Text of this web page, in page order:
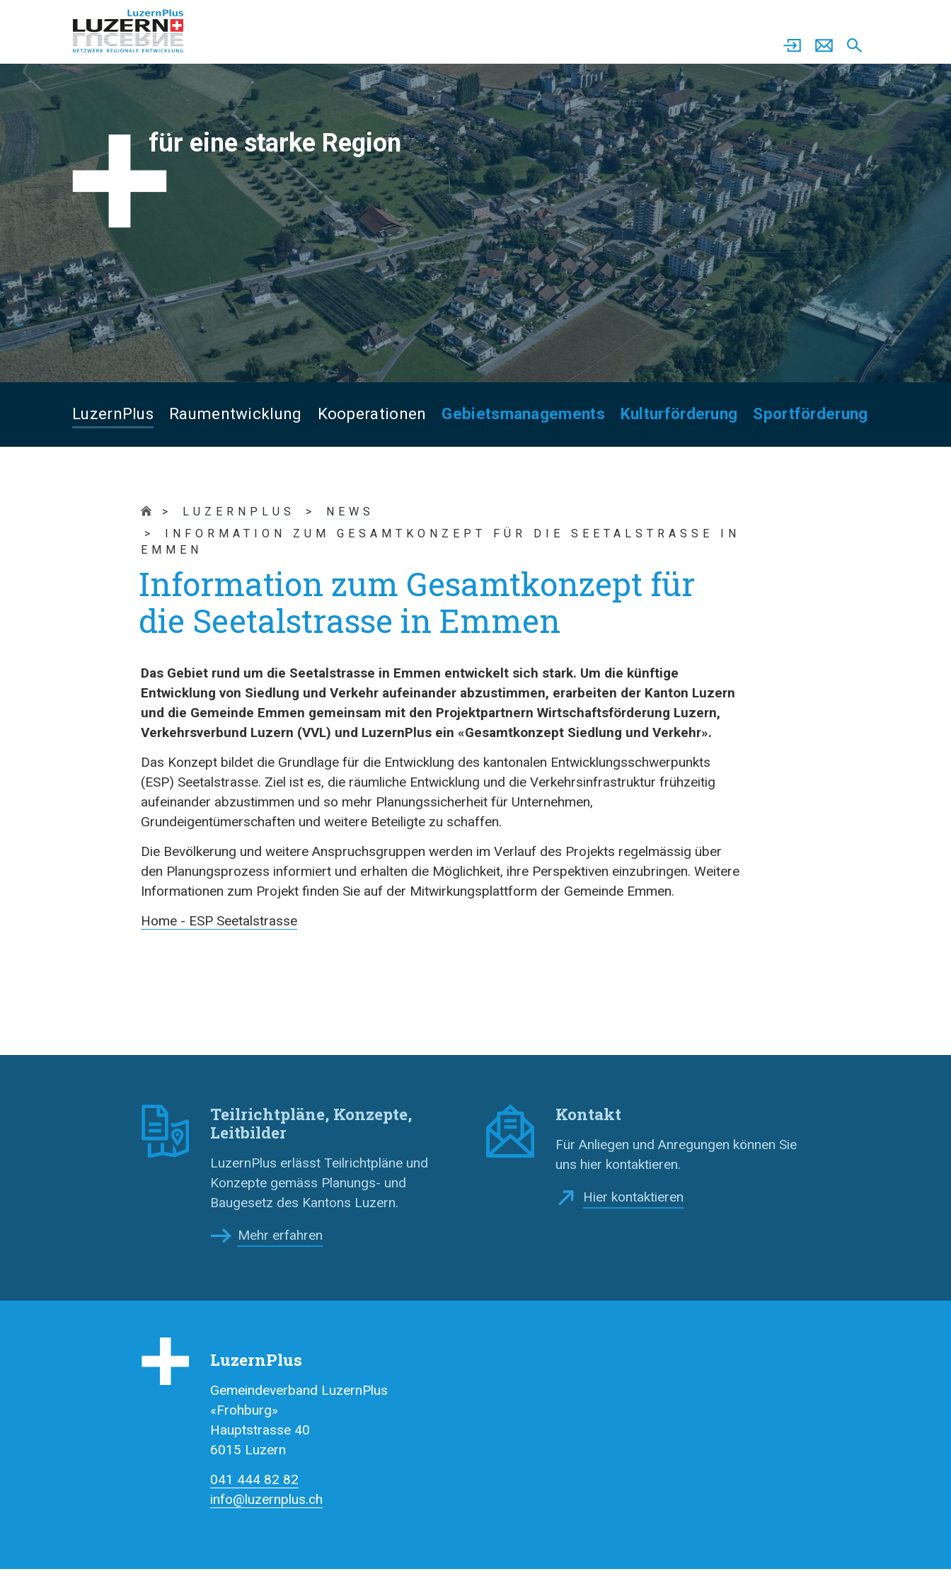
für eine starke Region
LuzernPlus Raumentwicklung Kooperationen Gebietsmanagements Kulturförderung Sportförderung
LUZERNPLUS
NEWS
INFORMATION ZUM GESAMTKONZEPT FÜR DIE SEETALSTRASSE IN
EMMEN
Information zum Gesamtkonzept für
die Seetalstrasse in Emmen
Das Gebiet rund um die Seetalstrasse in Emmen entwickelt sich stark. Um die künftige
Entwicklung von Siedlung und Verkehr aufeinander abzustimmen, erarbeiten der Kanton Luzern
und die Gemeinde Emmen gemeinsam mit den Projektpartnern Wirtschaftsförderung Luzern,
Verkehrsverbund Luzern (VVL) und LuzernPlus ein «Gesamtkonzept Siedlung und Verkehr».
Das Konzept bildet die Grundlage für die Entwicklung des kantonalen Entwicklungsschwerpunkts
(ESP) Seetalstrasse. Ziel ist es, die räumliche Entwicklung und die Verkehrsinfrastruktur frühzeitig
aufeinander abzustimmen und so mehr Planungssicherheit für Unternehmen,
Grundeigentümerschaften und weitere Beteiligte zu schaffen.
Die Bevölkerung und weitere Anspruchsgruppen werden im Verlauf des Projekts regelmässig über
den Planungsprozess informiert und erhalten die Möglichkeit, ihre Perspektiven einzubringen. Weitere
Informationen zum Projekt finden Sie auf der Mitwirkungsplattform der Gemeinde Emmen.
Home - ESP Seetalstrasse
Teilrichtpläne, Konzepte,
Leitbilder
LuzernPlus erlässt Teilrichtpläne und
Konzepte gemäss Planungs- und
Baugesetz des Kantons Luzern.
Mehr erfahren
Kontakt
Für Anliegen und Anregungen können Sie
uns hier kontaktieren.
Hier kontaktieren
LuzernPlus
Gemeindeverband LuzernPlus
«Frohburg»
Hauptstrasse 40
6015 Luzern
041 444 82 82
info@luzernplus.ch